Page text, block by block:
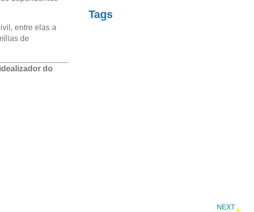
entre elas a
de
do
Tags
NEXT